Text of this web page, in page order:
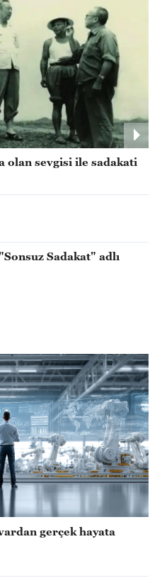
olan sevgisi ile sadakati
Sadakat" adlı
gerçek hayata